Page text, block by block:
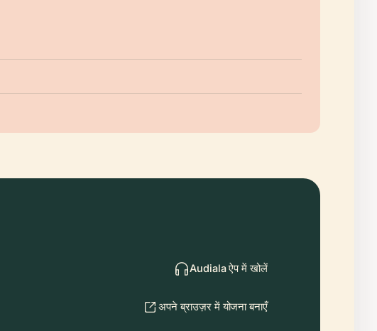
Audiala ऐप में खोलें
अपने ब्राउज़र में योजना बनाएँ